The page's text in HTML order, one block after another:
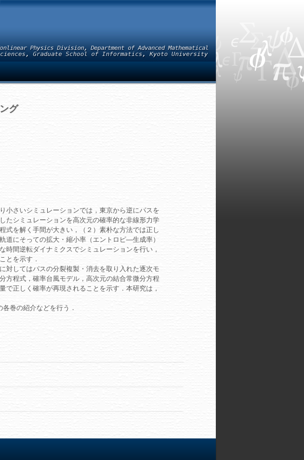
グ
小さいシミュレーションでは，東京から逆にパスを
たシミュレーションを高次元の確率的な非線形力学
式を解く手間が大きい，（２）素朴な方法では正し
道にそっての拡大・縮小率（エントロピ―生成率）
間逆転ダイナミクスでシミュレーションを行い，
とを示す．
対してはパスの分裂複製・消去を取り入れた逐次モ
方程式，確率台風モデル，高次元の結合常微分方程
正しく確率が再現されることを示す．本研究は，
巻の紹介などを行う．